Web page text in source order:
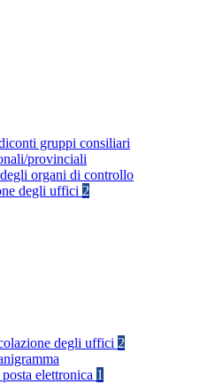
gruppi consiliari
provinciali
organi di controllo
degli uffici 2
degli uffici 2
elettronica 1